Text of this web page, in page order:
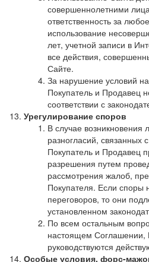
совершеннолетними
ответственность за
использование
лет, учетной записи в
все действия,
Сайте.
За нарушение условий
Покупатель и Продавец
соответствии с
Урегулирование споров
В случае возникновения
разногласий,
Покупатель и Продавец
разрешения путем
рассмотрения жалоб,
Покупателя. Если споры
переговоров, то они
установленном
По всем остальным
настоящем Соглашении,
руководствуются
Особые условия, форс-